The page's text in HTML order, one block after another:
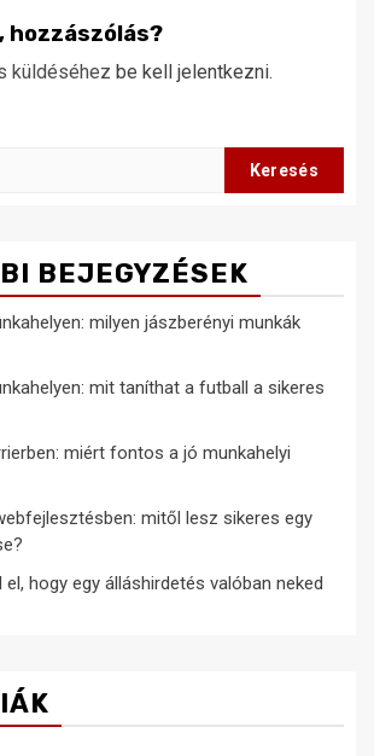
hozzászólás?
küldéséhez be kell jelentkezni.
BEJEGYZÉSEK
milyen jászberényi munkák
mit taníthat a futball a sikeres
miért fontos a jó munkahelyi
mitől lesz sikeres egy
hogy egy álláshirdetés valóban neked